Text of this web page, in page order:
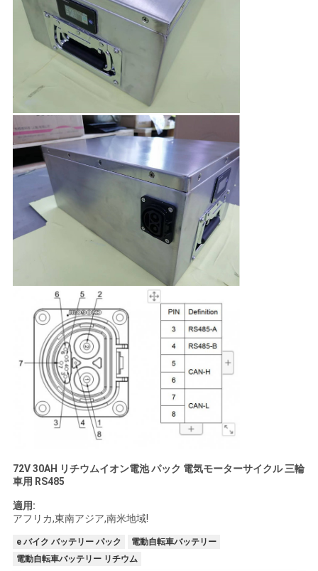
72V 30AH リチウムイオン電池 パック 電気モーターサイクル 三輪
車用 RS485
適用:
アフリカ,東南アジア,南米地域!
e バイク バッテリー パック
電動自転車バッテリー
電動自転車バッテリー リチウム